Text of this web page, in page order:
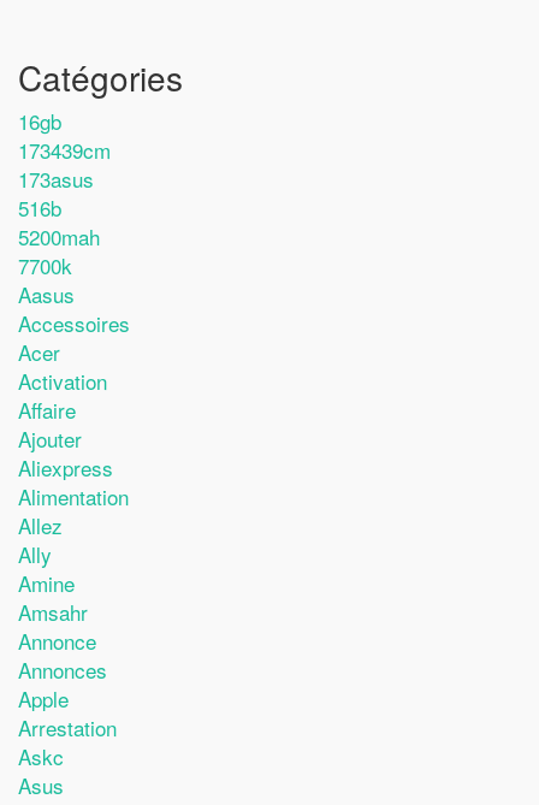
Catégories
16gb
173439cm
173asus
516b
5200mah
7700k
Aasus
Accessoires
Acer
Activation
Affaire
Ajouter
Aliexpress
Alimentation
Allez
Ally
Amine
Amsahr
Annonce
Annonces
Apple
Arrestation
Askc
Asus